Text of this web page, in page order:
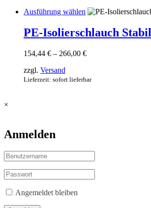
Ausführung wählen Dieses
weist
mehrere
können
PE-Isolierschlauch Stabil
154,44 € – 266,00 €Preisspanne:
266,00 €
zzgl. Versand
Lieferzeit: sofort lieferbar
×
Anmelden
Angemeldet bleiben